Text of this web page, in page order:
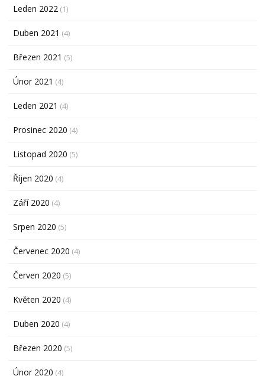
Leden 2022 (1)
Duben 2021 (4)
Březen 2021 (5)
Únor 2021 (4)
Leden 2021 (4)
Prosinec 2020 (4)
Listopad 2020 (5)
Říjen 2020 (4)
Září 2020 (4)
Srpen 2020 (5)
Červenec 2020 (4)
Červen 2020 (5)
Květen 2020 (4)
Duben 2020 (4)
Březen 2020 (5)
Únor 2020 (4)